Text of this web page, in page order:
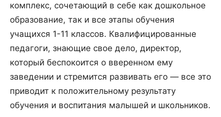
комплекс, сочетающий в себе как дошкольное
образование, так и все этапы обучения
учащихся 1-11 классов. Квалифицированные
педагоги, знающие свое дело, директор,
который беспокоится о вверенном ему
заведении и стремится развивать его — все это
приводит к положительному результату
обучения и воспитания малышей и школьников.